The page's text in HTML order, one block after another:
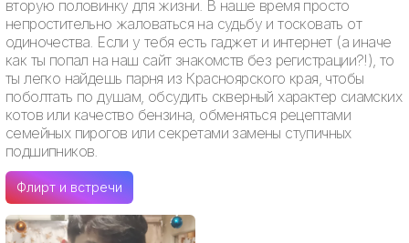
вторую половинку для жизни. В наше время просто
непростительно жаловаться на судьбу и тосковать от
одиночества. Если у тебя есть гаджет и интернет (а иначе
как ты попал на наш сайт знакомств без регистрации?!), то
ты легко найдешь парня из Красноярского края, чтобы
поболтать по душам, обсудить скверный характер сиамских
котов или качество бензина, обменяться рецептами
семейных пирогов или секретами замены ступичных
подшипников.
Флирт и встречи